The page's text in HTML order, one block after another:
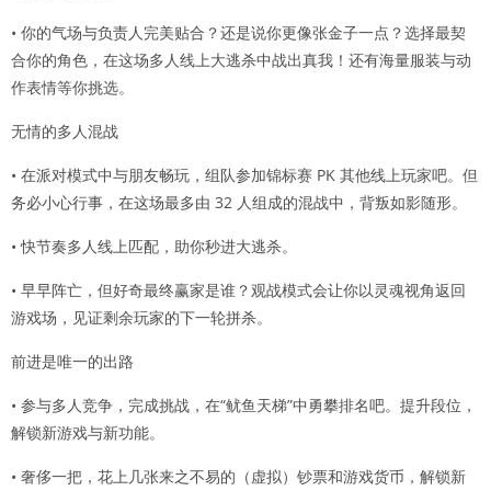
• 你的气场与负责人完美贴合？还是说你更像张金子一点？选择最契
合你的角色，在这场多人线上大逃杀中战出真我！还有海量服装与动
作表情等你挑选。
无情的多人混战
• 在派对模式中与朋友畅玩，组队参加锦标赛 PK 其他线上玩家吧。但
务必小心行事，在这场最多由 32 人组成的混战中，背叛如影随形。
• 快节奏多人线上匹配，助你秒进大逃杀。
• 早早阵亡，但好奇最终赢家是谁？观战模式会让你以灵魂视角返回
游戏场，见证剩余玩家的下一轮拼杀。
前进是唯一的出路
• 参与多人竞争，完成挑战，在“鱿鱼天梯”中勇攀排名吧。提升段位，
解锁新游戏与新功能。
• 奢侈一把，花上几张来之不易的（虚拟）钞票和游戏货币，解锁新